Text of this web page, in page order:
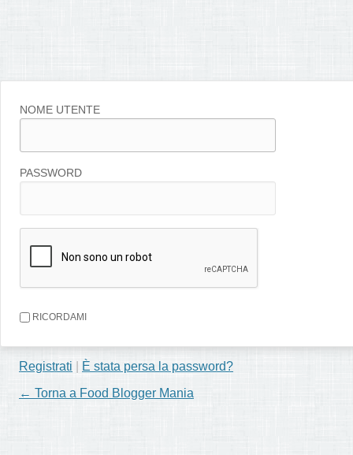
NOME UTENTE
PASSWORD
RICORDAMI
Registrati
È stata persa la password?
← Torna a Food Blogger Mania